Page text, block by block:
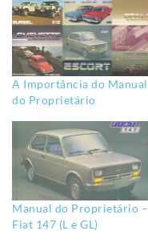
A Importância do Manual
do Proprietário
Manual do Proprietário –
Fiat 147 (L e GL)